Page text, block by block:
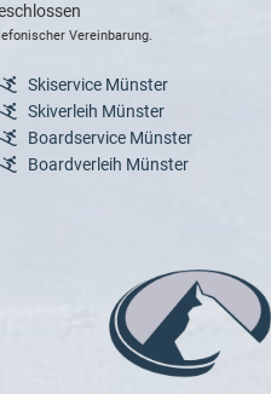
Vereinbarung.
Skiservice Münster
Skiverleih Münster
Boardservice Münster
Boardverleih Münster